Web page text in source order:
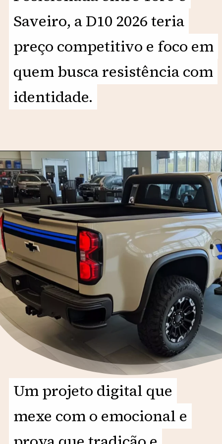
Saveiro, a D10 2026 teria
preço competitivo e foco em
quem busca resistência com
identidade.
Saveiro, a D10 2026 teria
preço competitivo e foco em
quem busca resistência com
identidade.
Opening https://motorprime.com.br/d10-2026-a-lenda-da-chevrolet-projetada-para-os-dias-de-hoje/
Um projeto digital que
mexe com o emocional e
Um projeto digital que
mexe com o emocional e